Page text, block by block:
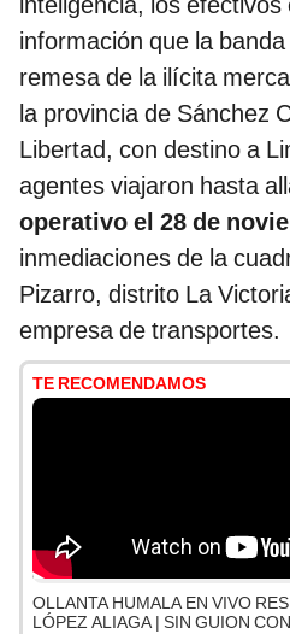
información que la
remesa de la ilícita
la provincia de Sánchez
Libertad, con destino a
agentes viajaron hasta
operativo el 28 de
inmediaciones de la
Pizarro, distrito La
empresa de transportes.
TE RECOMENDAMOS
OLLANTA HUMALA EN VIVO
LÓPEZ ALIAGA | SIN GUION